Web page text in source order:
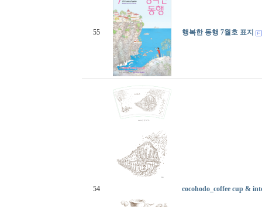
55 행복한 동행 7월호 표지
54 cocohodo_coffee cup &